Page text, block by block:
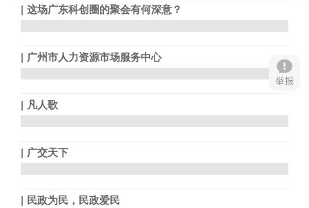
这场广东科创圈的聚会有何深意？
广州市人力资源市场服务中心
凡人歌
广交天下
民政为民，民政爱民